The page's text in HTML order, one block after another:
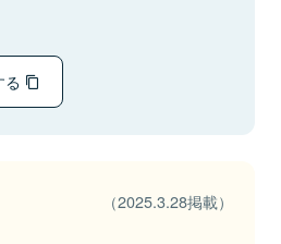
る
（2025.3.28掲載）